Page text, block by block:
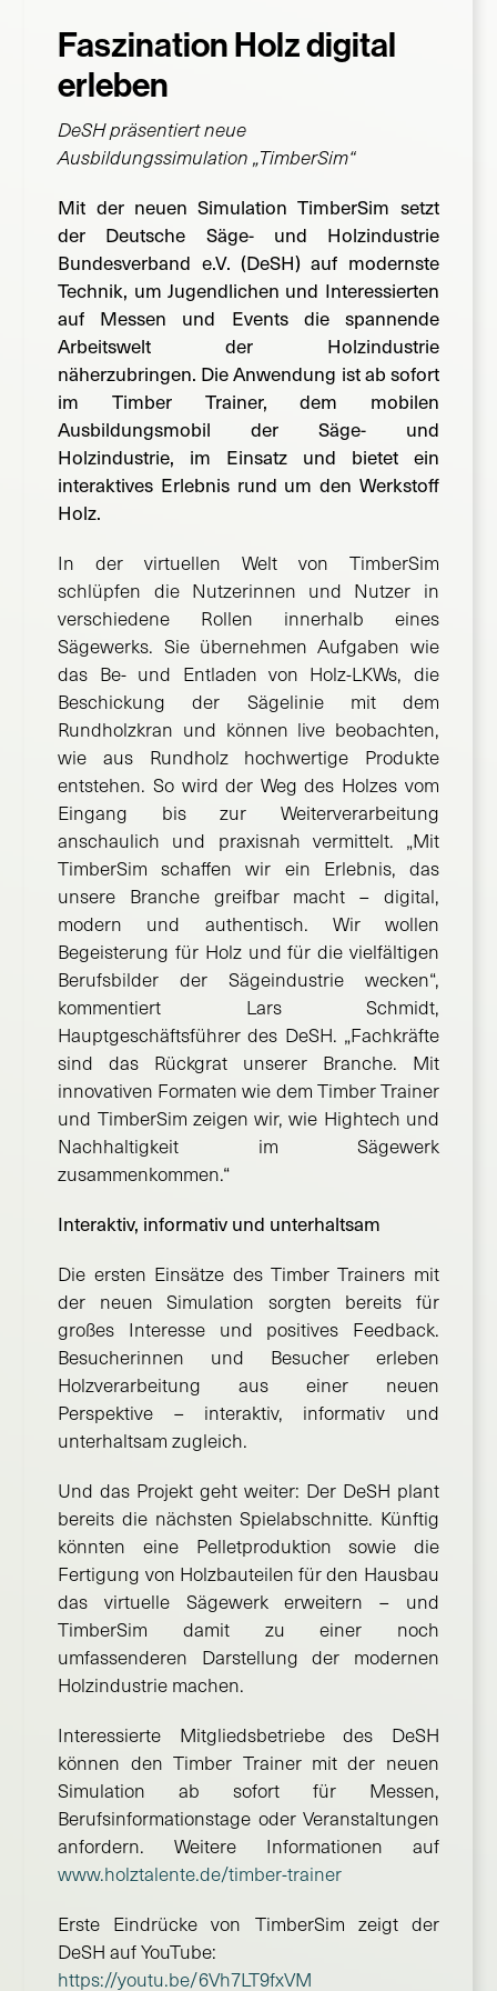
SucheFaszination Holz digital
erleben
DeSH präsentiert neue
Ausbildungssimulation „TimberSim“
Mit der neuen Simulation TimberSim setzt
der Deutsche Säge- und Holzindustrie
Bundesverband e.V. (DeSH) auf modernste
Technik, um Jugendlichen und Interessierten
auf Messen und Events die spannende
Arbeitswelt der Holzindustrie
näherzubringen. Die Anwendung ist ab sofort
im Timber Trainer, dem mobilen
Ausbildungsmobil der Säge- und
Holzindustrie, im Einsatz und bietet ein
interaktives Erlebnis rund um den Werkstoff
Holz.
In der virtuellen Welt von TimberSim
schlüpfen die Nutzerinnen und Nutzer in
verschiedene Rollen innerhalb eines
Sägewerks. Sie übernehmen Aufgaben wie
das Be- und Entladen von Holz-LKWs, die
Beschickung der Sägelinie mit dem
Rundholzkran und können live beobachten,
wie aus Rundholz hochwertige Produkte
entstehen. So wird der Weg des Holzes vom
Eingang bis zur Weiterverarbeitung
anschaulich und praxisnah vermittelt. „Mit
TimberSim schaffen wir ein Erlebnis, das
unsere Branche greifbar macht – digital,
modern und authentisch. Wir wollen
Begeisterung für Holz und für die vielfältigen
Berufsbilder der Sägeindustrie wecken“,
kommentiert Lars Schmidt,
Hauptgeschäftsführer des DeSH. „Fachkräfte
sind das Rückgrat unserer Branche. Mit
innovativen Formaten wie dem Timber Trainer
und TimberSim zeigen wir, wie Hightech und
Nachhaltigkeit im Sägewerk
zusammenkommen.“
Interaktiv, informativ und unterhaltsam
Die ersten Einsätze des Timber Trainers mit
der neuen Simulation sorgten bereits für
großes Interesse und positives Feedback.
Besucherinnen und Besucher erleben
Holzverarbeitung aus einer neuen
Perspektive – interaktiv, informativ und
unterhaltsam zugleich.
Und das Projekt geht weiter: Der DeSH plant
bereits die nächsten Spielabschnitte. Künftig
könnten eine Pelletproduktion sowie die
Fertigung von Holzbauteilen für den Hausbau
das virtuelle Sägewerk erweitern – und
TimberSim damit zu einer noch
umfassenderen Darstellung der modernen
Holzindustrie machen.
Interessierte Mitgliedsbetriebe des DeSH
können den Timber Trainer mit der neuen
Simulation ab sofort für Messen,
Berufsinformationstage oder Veranstaltungen
anfordern. Weitere Informationen auf
www.holztalente.de/timber-trainer
Erste Eindrücke von TimberSim zeigt der
DeSH auf YouTube:
https://youtu.be/6Vh7LT9fxVM